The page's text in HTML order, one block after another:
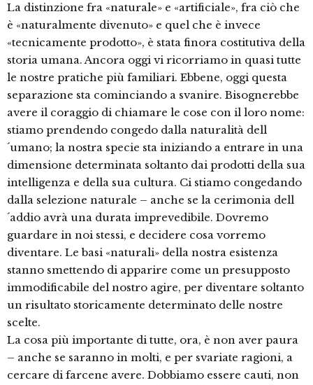
La distinzione fra «naturale» e «artificiale», fra ciò che
è «naturalmente divenuto» e quel che è invece
«tecnicamente prodotto», è stata finora costitutiva della
storia umana. Ancora oggi vi ricorriamo in quasi tutte
le nostre pratiche più familiari. Ebbene, oggi questa
separazione sta cominciando a svanire. Bisognerebbe
avere il coraggio di chiamare le cose con il loro nome:
stiamo prendendo congedo dalla naturalità dell
´umano; la nostra specie sta iniziando a entrare in una
dimensione determinata soltanto dai prodotti della sua
intelligenza e della sua cultura. Ci stiamo congedando
dalla selezione naturale – anche se la cerimonia dell
´addio avrà una durata imprevedibile. Dovremo
guardare in noi stessi, e decidere cosa vorremo
diventare. Le basi «naturali» della nostra esistenza
stanno smettendo di apparire come un presupposto
immodificabile del nostro agire, per diventare soltanto
un risultato storicamente determinato delle nostre
scelte.
La cosa più importante di tutte, ora, è non aver paura
– anche se saranno in molti, e per svariate ragioni, a
cercare di farcene avere. Dobbiamo essere cauti, non